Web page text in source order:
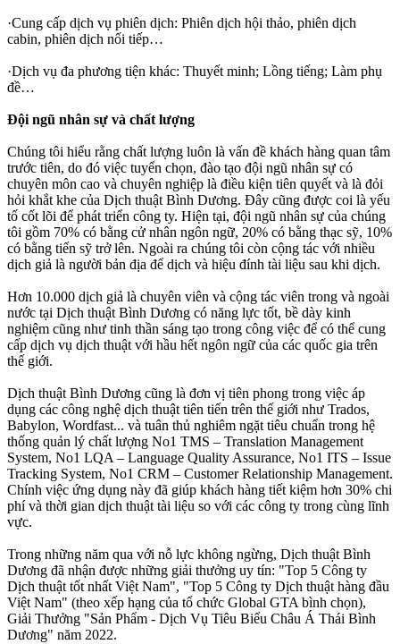
·Cung cấp dịch vụ phiên dịch: Phiên dịch hội thảo, phiên dịch
cabin, phiên dịch nối tiếp…
·Dịch vụ đa phương tiện khác: Thuyết minh; Lồng tiếng; Làm phụ
đề…
Đội ngũ nhân sự và chất lượng
Chúng tôi hiểu rằng chất lượng luôn là vấn đề khách hàng quan tâm
trước tiên, do đó việc tuyển chọn, đào tạo đội ngũ nhân sự có
chuyên môn cao và chuyên nghiệp là điều kiện tiên quyết và là đỏi
hỏi khắt khe của Dịch thuật Bình Dương. Đây cũng được coi là yếu
tố cốt lõi để phát triển công ty. Hiện tại, đội ngũ nhân sự của chúng
tôi gồm 70% có bằng cử nhân ngôn ngữ, 20% có bằng thạc sỹ, 10%
có bằng tiến sỹ trở lên. Ngoài ra chúng tôi còn cộng tác với nhiều
dịch giả là người bản địa để dịch và hiệu đính tài liệu sau khi dịch.
Hơn 10.000 dịch giả là chuyên viên và cộng tác viên trong và ngoài
nước tại Dịch thuật Bình Dương có năng lực tốt, bề dày kinh
nghiệm cũng như tinh thần sáng tạo trong công việc để có thể cung
cấp dịch vụ dịch thuật với hầu hết ngôn ngữ của các quốc gia trên
thế giới.
Dịch thuật Bình Dương cũng là đơn vị tiên phong trong việc áp
dụng các công nghệ dịch thuật tiên tiến trên thế giới như Trados,
Babylon, Wordfast... và tuân thủ nghiêm ngặt tiêu chuẩn trong hệ
thống quản lý chất lượng No1 TMS – Translation Management
System, No1 LQA – Language Quality Assurance, No1 ITS – Issue
Tracking System, No1 CRM – Customer Relationship Management.
Chính việc ứng dụng này đã giúp khách hàng tiết kiệm hơn 30% chi
phí và thời gian dịch thuật tài liệu so với các công ty trong cùng lĩnh
vực.
Trong những năm qua với nỗ lực không ngừng, Dịch thuật Bình
Dương đã nhận được những giải thưởng uy tín: "Top 5 Công ty
Dịch thuật tốt nhất Việt Nam", "Top 5 Công ty Dịch thuật hàng đầu
Việt Nam" (theo xếp hạng của tổ chức Global GTA bình chọn),
Giải Thưởng "Sản Phẩm - Dịch Vụ Tiêu Biểu Châu Á Thái Bình
Dương" năm 2022.